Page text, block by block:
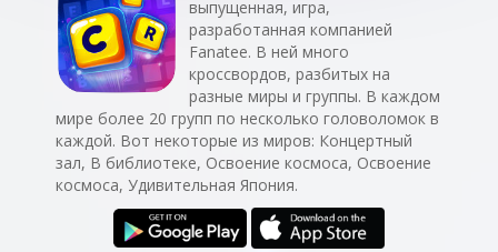
выпущенная, игра,
разработанная компанией
Fanatee. В ней много
кроссвордов, разбитых на
разные миры и группы. В каждом
мире более 20 групп по несколько головоломок в
каждой. Вот некоторые из миров: Концертный
зал, В библиотеке, Освоение космоса, Освоение
космоса, Удивительная Япония.